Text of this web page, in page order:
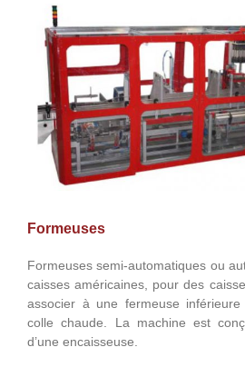
Formeuses
Formeuses semi-automatiques ou
caisses américaines, pour des
associer à une fermeuse
colle chaude. La machine est
d’une encaisseuse.